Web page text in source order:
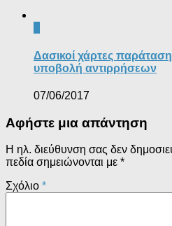
Δασικοί χάρτες παράταση
υποβολή αντιρρήσεων
07/06/2017
Αφήστε μια απάντηση
Η ηλ. διεύθυνση σας δεν
πεδία σημειώνονται με *
Σχόλιο *